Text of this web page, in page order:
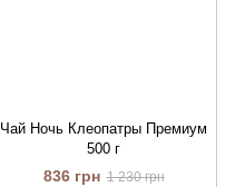
Чай Ночь Клеопатры Премиум
500 г
836 грн 1 230 грн